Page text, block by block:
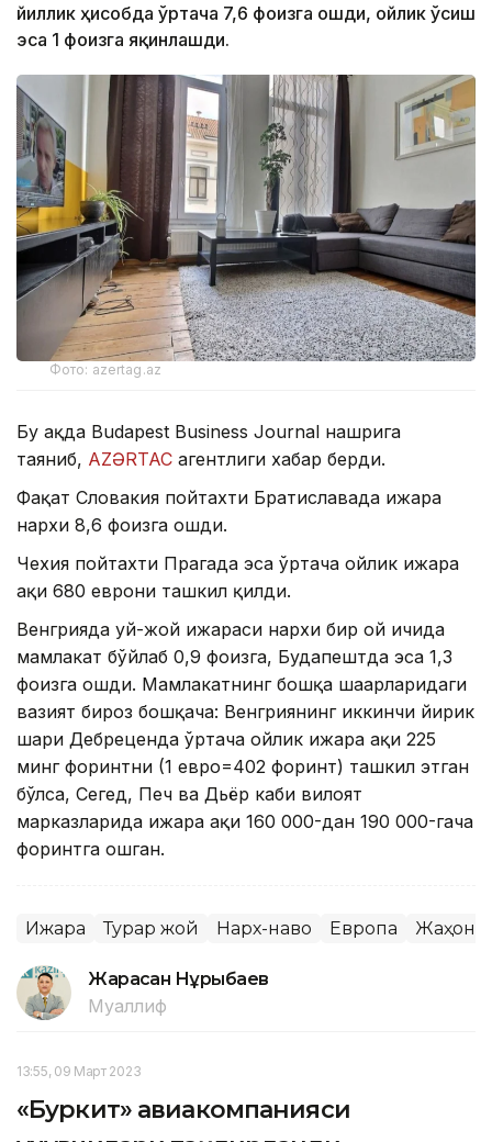
йиллик ҳисобда ўртача 7,6 фоизга ошди, ойлик ўсиш
эса 1 фоизга яқинлашди.
Фото: azertag.az
Бу ҳақда Budapest Business Journal нашрига
таяниб, AZƏRTAC агентлиги хабар берди.
Фақат Словакия пойтахти Братиславада ижара
нархи 8,6 фоизга ошди.
Чехия пойтахти Прагада эса ўртача ойлик ижара
ҳақи 680 еврони ташкил қилди.
Венгрияда уй-жой ижараси нархи бир ой ичида
мамлакат бўйлаб 0,9 фоизга, Будапештда эса 1,3
фоизга ошди. Мамлакатнинг бошқа шаҳарларидаги
вазият бироз бошқача: Венгриянинг иккинчи йирик
шаҳри Дебреценда ўртача ойлик ижара ҳақи 225
минг форинтни (1 евро=402 форинт) ташкил этган
бўлса, Сегед, Печ ва Дьёр каби вилоят
марказларида ижара ҳақи 160 000-дан 190 000-гача
форинтга ошган.
Ижара Турар жой Нарх-наво Европа Жаҳон
Жарасқан Нұрыбаев
Муаллиф
13:55, 09 Март 2023
«Буркит» авиакомпанияси